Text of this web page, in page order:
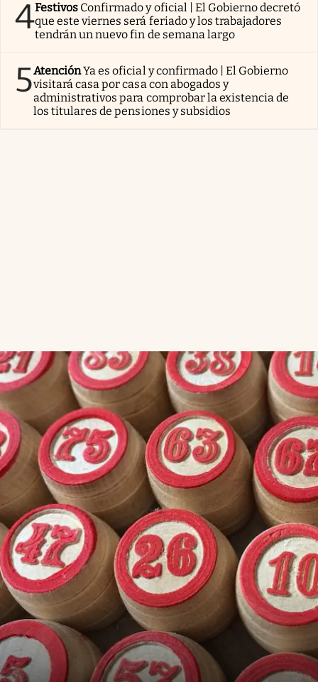
4Festivos Confirmado y oficial | El Gobierno decretó
que este viernes será feriado y los trabajadores
tendrán un nuevo fin de semana largo
5AtenciónYa es oficial y confirmado | El Gobierno
visitará casa por casa con abogados y
administrativos para comprobar la existencia de
los titulares de pensiones y subsidios